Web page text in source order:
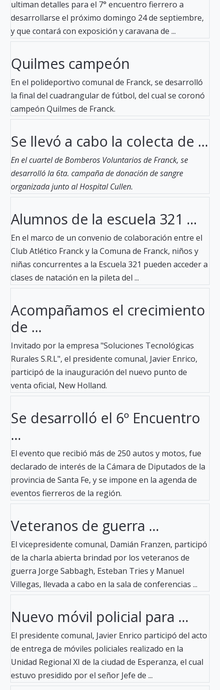
ultiman detalles para el 7° encuentro fierrero a
desarrollarse el próximo domingo 24 de septiembre,
y que contará con exposición y caravana de ...
Quilmes campeón
En el polideportivo comunal de Franck, se desarrolló
la final del cuadrangular de fútbol, del cual se coronó
campeón Quilmes de Franck.
Se llevó a cabo la colecta de ...
En el cuartel de Bomberos Voluntarios de Franck, se
desarrolló la 6ta. campaña de donación de sangre
organizada junto al Hospital Cullen.
Alumnos de la escuela 321 ...
En el marco de un convenio de colaboración entre el
Club Atlético Franck y la Comuna de Franck, niños y
niñas concurrentes a la Escuela 321 pueden acceder a
clases de natación en la pileta del ...
Acompañamos el crecimiento
de ...
Invitado por la empresa "Soluciones Tecnológicas
Rurales S.R.L", el presidente comunal, Javier Enrico,
participó de la inauguración del nuevo punto de
venta oficial, New Holland.
Se desarrolló el 6º Encuentro
...
El evento que recibió más de 250 autos y motos, fue
declarado de interés de la Cámara de Diputados de la
provincia de Santa Fe, y se impone en la agenda de
eventos fierreros de la región.
Veteranos de guerra ...
El vicepresidente comunal, Damián Franzen, participó
de la charla abierta brindad por los veteranos de
guerra Jorge Sabbagh, Esteban Tries y Manuel
Villegas, llevada a cabo en la sala de conferencias ...
Nuevo móvil policial para ...
El presidente comunal, Javier Enrico participó del acto
de entrega de móviles policiales realizado en la
Unidad Regional XI de la ciudad de Esperanza, el cual
estuvo presidido por el señor Jefe de ...